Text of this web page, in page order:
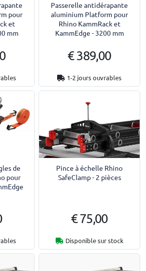
pour
et
mm
Passerelle antidérapante
aluminium Platform pour
Rhino KammRack et
KammEdge - 3200 mm
€ 389,00
1-2 jours ouvrables
de
pour
Pince à échelle Rhino
SafeClamp - 2 pièces
€ 75,00
Disponible sur stock